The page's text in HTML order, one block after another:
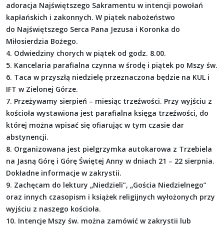
adoracja Najświętszego Sakramentu w intencji powołań
kapłańskich i zakonnych. W piątek nabożeństwo
do Najświętszego Serca Pana Jezusa i Koronka do
Miłosierdzia Bożego.
4. Odwiedziny chorych w piątek od godz. 8.00.
5. Kancelaria parafialna czynna w środę i piątek po Mszy św.
6. Taca w przyszłą niedzielę przeznaczona będzie na KUL i
IFT w Zielonej Górze.
7. Przeżywamy sierpień – miesiąc trzeźwości. Przy wyjściu z
kościoła wystawiona jest parafialna księga trzeźwości, do
której można wpisać się ofiarując w tym czasie dar
abstynencji.
8. Organizowana jest pielgrzymka autokarowa z Trzebiela
na Jasną Górę i Górę Świętej Anny w dniach 21 – 22 sierpnia.
Dokładne informacje w zakrystii.
9. Zachęcam do lektury „Niedzieli”, „Gościa Niedzielnego”
oraz innych czasopism i książek religijnych wyłożonych przy
wyjściu z naszego kościoła.
10. Intencje Mszy św. można zamówić w zakrystii lub